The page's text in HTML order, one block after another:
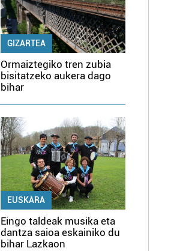
GIZARTEA
Ormaiztegiko tren zubia
bisitatzeko aukera dago
bihar
EUSKARA
Eingo taldeak musika eta
dantza saioa eskainiko du
bihar Lazkaon